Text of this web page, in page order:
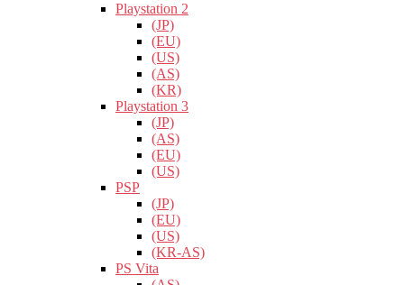
Playstation 2
(JP)
(EU)
(US)
(AS)
(KR)
Playstation 3
(JP)
(AS)
(EU)
(US)
PSP
(JP)
(EU)
(US)
(KR-AS)
PS Vita